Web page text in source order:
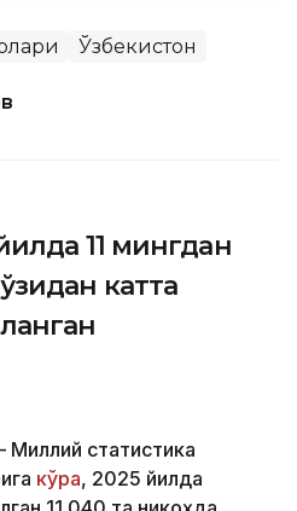
Ўзбекистон
11 мингдан
катта
Миллий статистика
кўра, 2025 йилда